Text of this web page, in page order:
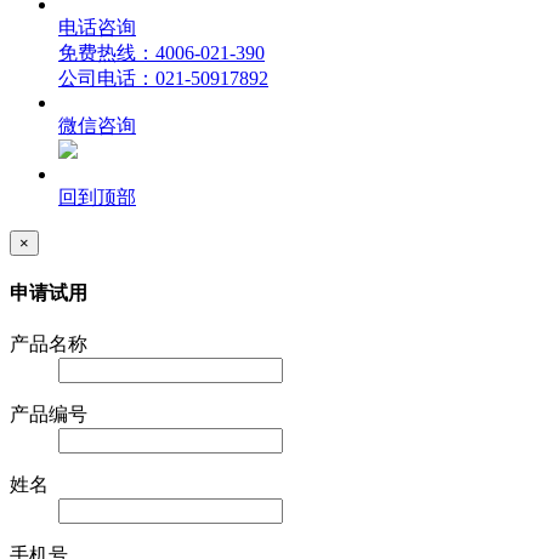
电话咨询
免费热线：4006-021-390
公司电话：021-50917892
微信咨询
回到顶部
×
申请试用
产品名称
产品编号
姓名
手机号